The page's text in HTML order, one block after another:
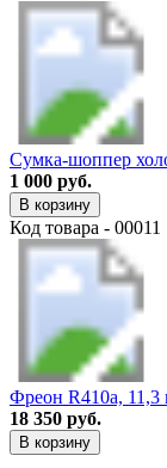
Сумка-шоппер
1 000 руб.
В корзину
Код товара - 00011
Фреон R410a, 11,3
18 350 руб.
В корзину